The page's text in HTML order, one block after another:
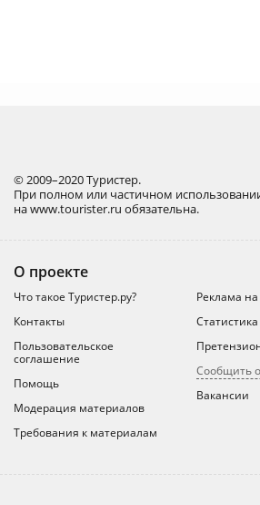
© 2009–2020 Туристер.
При полном или частичном
на www.tourister.ru обязательна.
О проекте
Что такое Туристер.ру?
Контакты
Пользовательское
соглашение
Помощь
Модерация материалов
Требования к материалам
Реклама
Статистика
Сообщить
Вакансии